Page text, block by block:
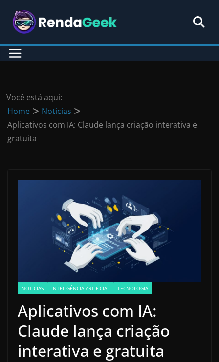
para
conteúdo
Você está aqui:
Home
Noticias
Aplicativos com IA: Claude lança criação interativa e
gratuita
NOTICIAS INTELIGÊNCIA ARTIFICIAL TECNOLOGIA
Aplicativos com IA:
Claude lança criação
interativa e gratuita